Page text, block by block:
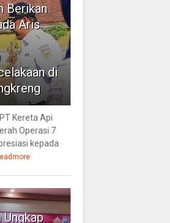
Berikan
Aris
di
Kereta Api
Operasi 7
kepada